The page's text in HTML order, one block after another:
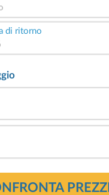
di ritorno
PREZZI